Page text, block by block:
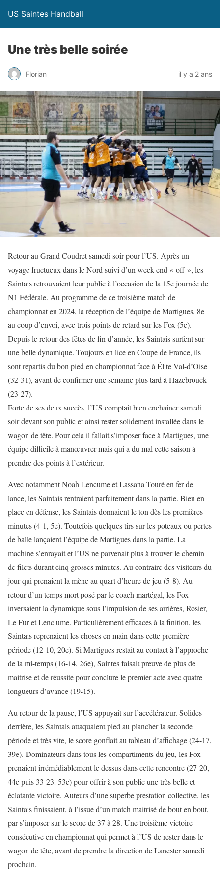
US Saintes Handball
Une très belle soirée
Florian il y a 2 ans
Retour au Grand Coudret samedi soir pour l’US. Après un
voyage fructueux dans le Nord suivi d’un week-end « off », les
Saintais retrouvaient leur public à l’occasion de la 15e journée de
N1 Fédérale. Au programme de ce troisième match de
championnat en 2024, la réception de l’équipe de Martigues, 8e
au coup d’envoi, avec trois points de retard sur les Fox (5e).
Depuis le retour des fêtes de fin d’année, les Saintais surfent sur
une belle dynamique. Toujours en lice en Coupe de France, ils
sont repartis du bon pied en championnat face à Élite Val-d’Oise
(32-31), avant de confirmer une semaine plus tard à Hazebrouck
(23-27).
Forte de ses deux succès, l’US comptait bien enchainer samedi
soir devant son public et ainsi rester solidement installée dans le
wagon de tête. Pour cela il fallait s’imposer face à Martigues, une
équipe difficile à manœuvrer mais qui a du mal cette saison à
prendre des points à l’extérieur.
Avec notamment Noah Lencume et Lassana Touré en fer de
lance, les Saintais rentraient parfaitement dans la partie. Bien en
place en défense, les Saintais donnaient le ton dès les premières
minutes (4-1, 5e). Toutefois quelques tirs sur les poteaux ou pertes
de balle lançaient l’équipe de Martigues dans la partie. La
machine s’enrayait et l’US ne parvenait plus à trouver le chemin
de filets durant cinq grosses minutes. Au contraire des visiteurs du
jour qui prenaient la mène au quart d’heure de jeu (5-8). Au
retour d’un temps mort posé par le coach martégal, les Fox
inversaient la dynamique sous l’impulsion de ses arrières, Rosier,
Le Fur et Lenclume. Particulièrement efficaces à la finition, les
Saintais reprenaient les choses en main dans cette première
période (12-10, 20e). Si Martigues restait au contact à l’approche
de la mi-temps (16-14, 26e), Saintes faisait preuve de plus de
maitrise et de réussite pour conclure le premier acte avec quatre
longueurs d’avance (19-15).
Au retour de la pause, l’US appuyait sur l’accélérateur. Solides
derrière, les Saintais attaquaient pied au plancher la seconde
période et très vite, le score gonflait au tableau d’affichage (24-17,
39e). Dominateurs dans tous les compartiments du jeu, les Fox
prenaient irrémédiablement le dessus dans cette rencontre (27-20,
44e puis 33-23, 53e) pour offrir à son public une très belle et
éclatante victoire. Auteurs d’une superbe prestation collective, les
Saintais finissaient, à l’issue d’un match maitrisé de bout en bout,
par s’imposer sur le score de 37 à 28. Une troisième victoire
consécutive en championnat qui permet à l’US de rester dans le
wagon de tête, avant de prendre la direction de Lanester samedi
prochain.